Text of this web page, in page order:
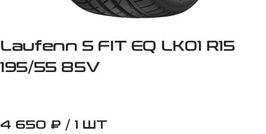
Laufenn S FIT EQ LK01 R15
195/55 85V
4 650 ₽ / 1 ШТ